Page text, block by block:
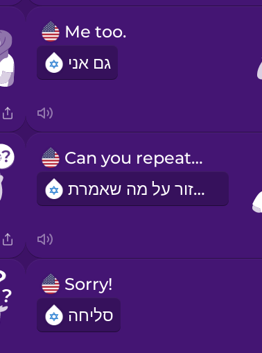
Me too.
גם אני
Can you repeat that?
תוכלי לחזור על מה שאמרת?
Sorry!
סליחה